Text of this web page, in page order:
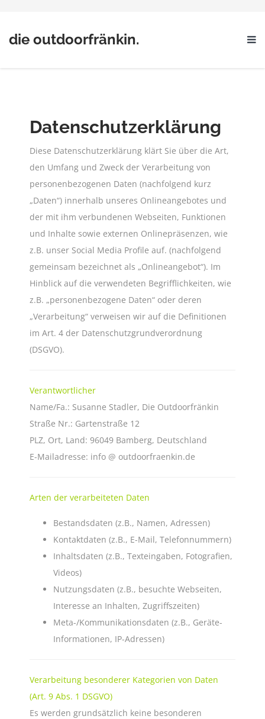
die outdoorfränkin.
Datenschutzerklärung
Diese Datenschutzerklärung klärt Sie über die Art,
den Umfang und Zweck der Verarbeitung von
personenbezogenen Daten (nachfolgend kurz
„Daten“) innerhalb unseres Onlineangebotes und
der mit ihm verbundenen Webseiten, Funktionen
und Inhalte sowie externen Onlinepräsenzen, wie
z.B. unser Social Media Profile auf. (nachfolgend
gemeinsam bezeichnet als „Onlineangebot“). Im
Hinblick auf die verwendeten Begrifflichkeiten, wie
z.B. „personenbezogene Daten“ oder deren
„Verarbeitung“ verweisen wir auf die Definitionen
im Art. 4 der Datenschutzgrundverordnung
(DSGVO).
Verantwortlicher
Name/Fa.: Susanne Stadler, Die Outdoorfränkin
Straße Nr.: Gartenstraße 12
PLZ, Ort, Land: 96049 Bamberg, Deutschland
E-Mailadresse: info @ outdoorfraenkin.de
Arten der verarbeiteten Daten
Bestandsdaten (z.B., Namen, Adressen)
Kontaktdaten (z.B., E-Mail, Telefonnummern)
Inhaltsdaten (z.B., Texteingaben, Fotografien,
Videos)
Nutzungsdaten (z.B., besuchte Webseiten,
Interesse an Inhalten, Zugriffszeiten)
Meta-/Kommunikationsdaten (z.B., Geräte-
Informationen, IP-Adressen)
Verarbeitung besonderer Kategorien von Daten
(Art. 9 Abs. 1 DSGVO)
Es werden grundsätzlich keine besonderen